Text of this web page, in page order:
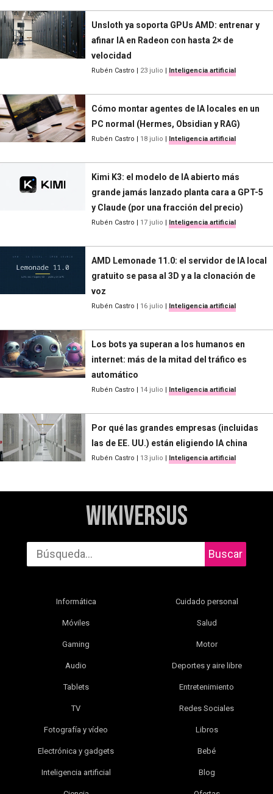
Unsloth ya soporta GPUs AMD: entrenar y
afinar IA en Radeon con hasta 2× de
velocidad
Rubén Castro | 23 julio | Inteligencia artificial
Cómo montar agentes de IA locales en un
PC normal (Hermes, Obsidian y RAG)
Rubén Castro | 18 julio | Inteligencia artificial
Kimi K3: el modelo de IA abierto más
grande jamás lanzado planta cara a GPT-5
y Claude (por una fracción del precio)
Rubén Castro | 17 julio | Inteligencia artificial
AMD Lemonade 11.0: el servidor de IA local
gratuito se pasa al 3D y a la clonación de
voz
Rubén Castro | 16 julio | Inteligencia artificial
Los bots ya superan a los humanos en
internet: más de la mitad del tráfico es
automático
Rubén Castro | 14 julio | Inteligencia artificial
Por qué las grandes empresas (incluidas
las de EE. UU.) están eligiendo IA china
Rubén Castro | 13 julio | Inteligencia artificial
WikiVersus
Buscar
Informática
Móviles
Gaming
Audio
Tablets
TV
Fotografía y vídeo
Electrónica y gadgets
Inteligencia artificial
Cuidado personal
Salud
Motor
Deportes y aire libre
Entretenimiento
Redes Sociales
Libros
Bebé
Blog